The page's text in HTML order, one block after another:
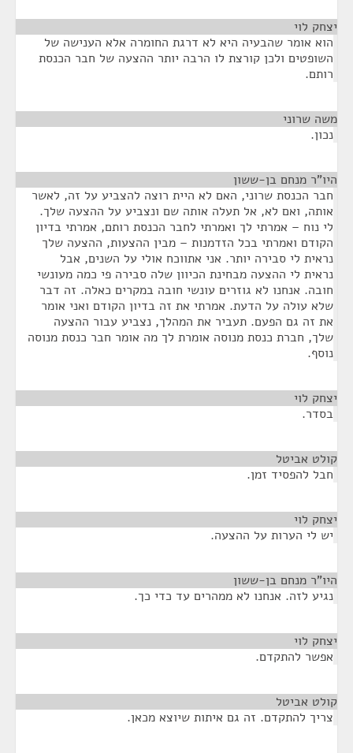
יצחק לוי
הוא אומר שהבעיה היא לא דרגת החומרה אלא הענישה של
השופטים ולכן קורצת לו הרבה יותר ההצעה של חבר הכנסת
רותם.
משה שרוני
נכון.
היו"ר מנחם בן-ששון
חבר הכנסת שרוני, האם לא היית רוצה להצביע על זה, לאשר
אותה, ואם לא, אל תעלה אותה שם ונצביע על ההצעה שלך.
לי נוח – אמרתי לך ואמרתי לחבר הכנסת רותם, אמרתי בדיון
הקודם ואמרתי בכל הזדמנות – מבין ההצעות, ההצעה שלך
נראית לי סבירה יותר. אני אתווכח אולי על השנים, אבל
נראית לי ההצעה מבחינת הכיוון שלה סבירה פי כמה מעונשי
חובה. אנחנו לא גוזרים עונשי חובה במקרים כאלה. זה דבר
שלא עולה על הדעת. אמרתי את זה בדיון הקודם ואני אומר
את זה גם הפעם. תעביר את המהלך, נצביע עבור ההצעה
שלך, חברת כנסת מנוסה אומרת לך מה אומר חבר כנסת מנוסה
נוסף.
יצחק לוי
בסדר.
קולט אביטל
חבל להפסיד זמן.
יצחק לוי
יש לי הערות על ההצעה.
היו"ר מנחם בן-ששון
נגיע לזה. אנחנו לא ממהרים עד כדי כך.
יצחק לוי
אפשר להתקדם.
קולט אביטל
צריך להתקדם. זה גם איתות שיוצא מכאן.